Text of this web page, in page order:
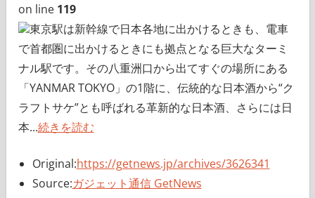
on line 119
東京駅は新幹線で日本各地に出かけるときも、電車
で首都圏に出かけるときにも拠点となる巨大なターミ
ナル駅です。その八重洲口から出てすぐの場所にある
「YANMAR TOKYO」の1階に、伝統的な日本酒から“ク
ラフトサケ”とも呼ばれる革新的な日本酒、さらには日
本...続きを読む
Original:https://getnews.jp/archives/3626341
Source:ガジェット通信 GetNews